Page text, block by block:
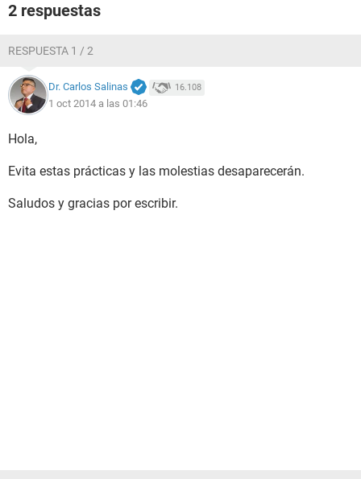
2 respuestas
RESPUESTA 1 / 2
Dr. Carlos Salinas 16.108
1 oct 2014 a las 01:46
Hola,
Evita estas prácticas y las molestias desaparecerán.
Saludos y gracias por escribir.